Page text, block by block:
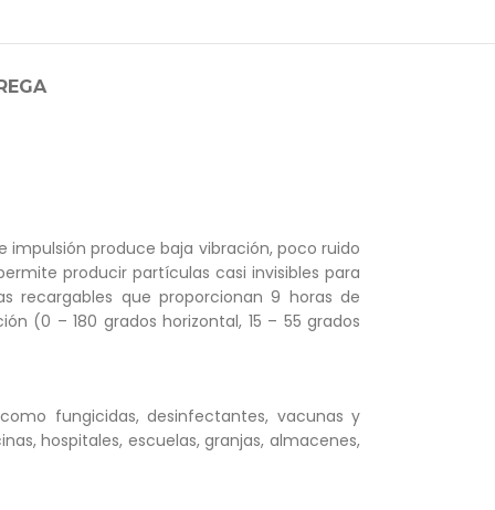
impulsión produce baja vibración, poco ruido
producir partículas casi invisibles para
recargables que proporcionan 9 horas de
(0 – 180 grados horizontal, 15 – 55 grados
fungicidas, desinfectantes, vacunas y
hospitales, escuelas, granjas, almacenes,